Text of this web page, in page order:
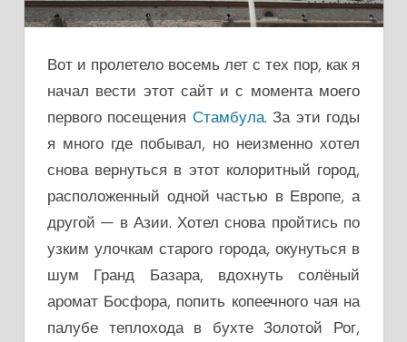
Вот и пролетело восемь лет с тех пор, как я
начал вести этот сайт и с момента моего
первого посещения Стамбула. За эти годы
я много где побывал, но неизменно хотел
снова вернуться в этот колоритный город,
расположенный одной частью в Европе, а
другой — в Азии. Хотел снова пройтись по
узким улочкам старого города, окунуться в
шум Гранд Базара, вдохнуть солёный
аромат Босфора, попить копеечного чая на
палубе теплохода в бухте Золотой Рог,